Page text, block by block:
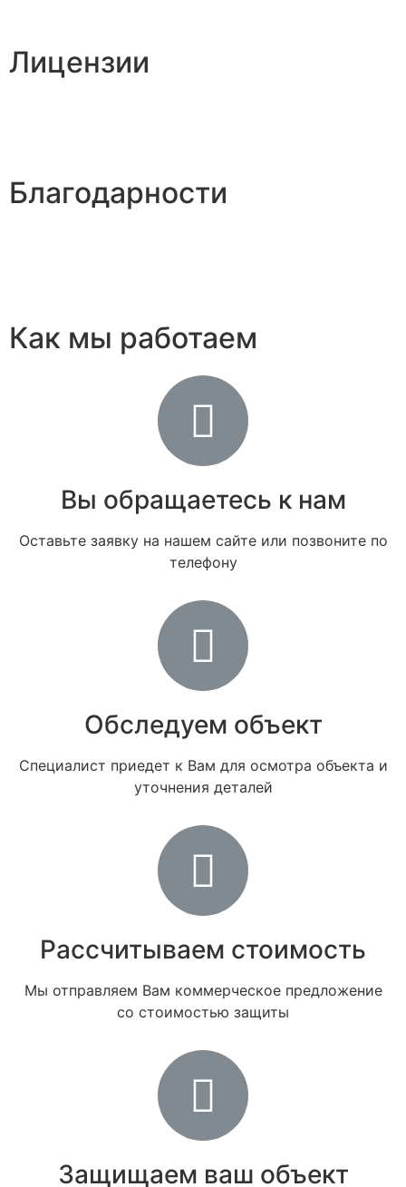
Лицензии
Благодарности
Как мы работаем
Вы обращаетесь к нам
Оставьте заявку на нашем сайте или позвоните по
телефону
Обследуем объект
Специалист приедет к Вам для осмотра объекта и
уточнения деталей
Рассчитываем стоимость
Мы отправляем Вам коммерческое предложение
со стоимостью защиты
Защищаем ваш объект